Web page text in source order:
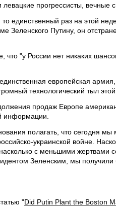
прогрессисты, вечные
единственный раз на этой
Зеленского Путину, он
что "у России нет никаких
европейская
технологический тыл
продаж Европе
информации.
полагать, что сегодня мы
украинской войне.
с меньшими жертвами
Зеленским, мы получили
"Did Putin Plant the Boston